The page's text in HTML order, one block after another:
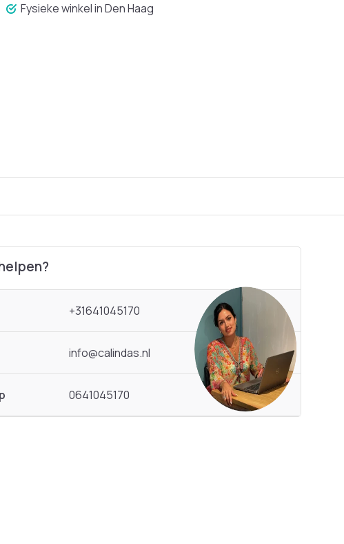
Fysieke winkel in Den Haag
+31641045170
info@calindas.nl
0641045170